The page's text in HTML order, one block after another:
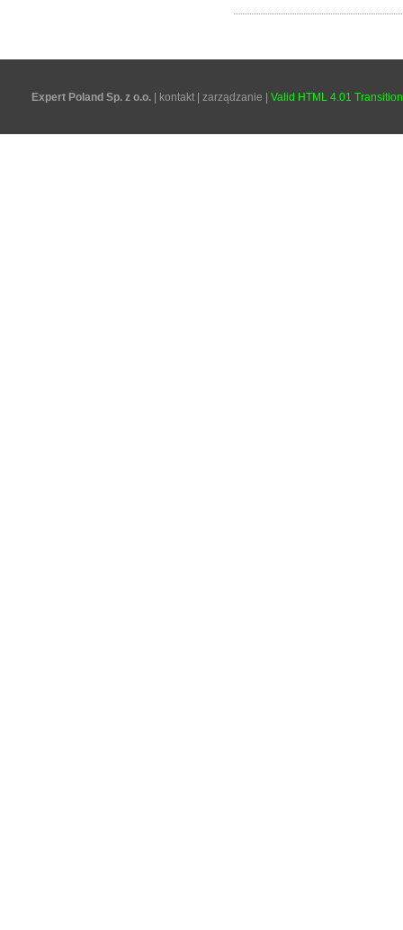
Expert Poland Sp. z o.o. | kontakt | zarządzanie | Valid HTML 4.01